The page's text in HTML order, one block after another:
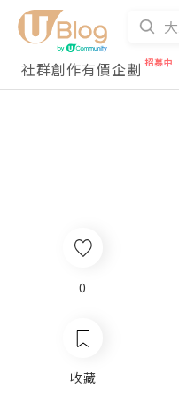
社群創作有價企劃
0
收藏